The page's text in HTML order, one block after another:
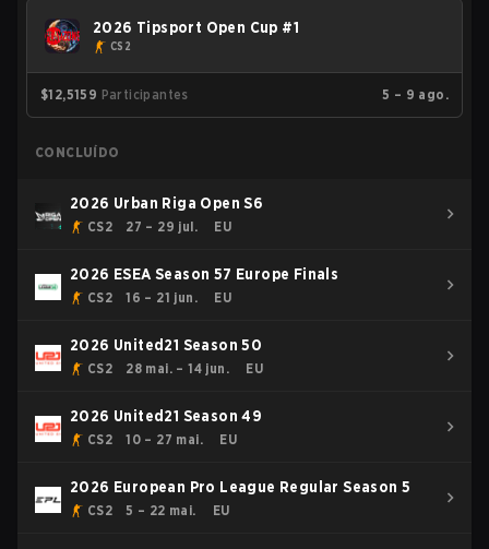
2026 Tipsport Open Cup #1
CS2
$12,515 9 Participantes 5 – 9 ago.
CONCLUÍDO
2026 Urban Riga Open S6
CS2 27 – 29 jul. EU
2026 ESEA Season 57 Europe Finals
CS2 16 – 21 jun. EU
2026 United21 Season 50
CS2 28 mai. – 14 jun. EU
2026 United21 Season 49
CS2 10 – 27 mai. EU
2026 European Pro League Regular Season 5
CS2 5 – 22 mai. EU